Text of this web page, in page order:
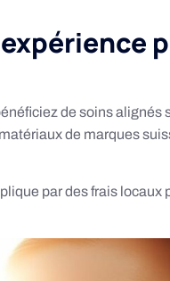
de soins alignés
de marques
par des frais locaux